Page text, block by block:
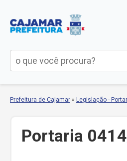
Prefeitura de Cajamar » Legislação -
Portaria